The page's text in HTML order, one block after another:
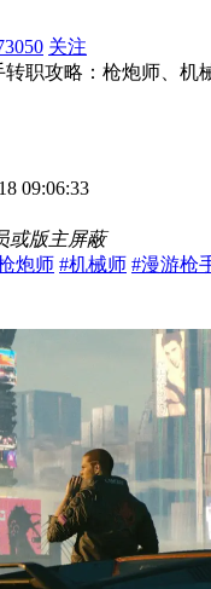
关注
转职攻略：枪炮师、机
09:06:33
或版主屏蔽
炮师 #机械师 #漫游枪